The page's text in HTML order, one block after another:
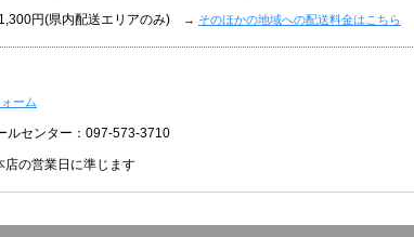
円(県内配送エリアのみ) → そのほかの地域への配送料金はこちら
ーム
センター：097-573-3710
営業日に準じます